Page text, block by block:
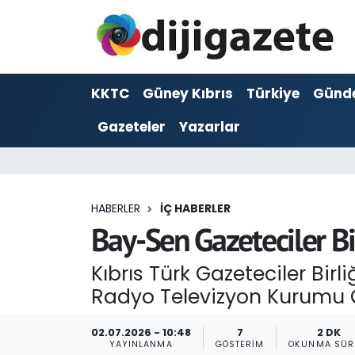
KKTC Güney Kıbrıs Türkiye
Gazeteler
Yazarlar
HABERLER İÇ HABERLER
Bay-Sen Gazeteciler
Kıbrıs Türk Gazeteciler
Radyo Televizyon Kurumu
02.07.2026 - 10:48
YAYINLANMA
7
GÖSTERIM
2 DK
OKUNMA
ADVERTORIAL
Dijigazete
Foto Galeri
Hava Durumu
Trafik Durumu
Son Dakika Haberleri
Haber Arşivi